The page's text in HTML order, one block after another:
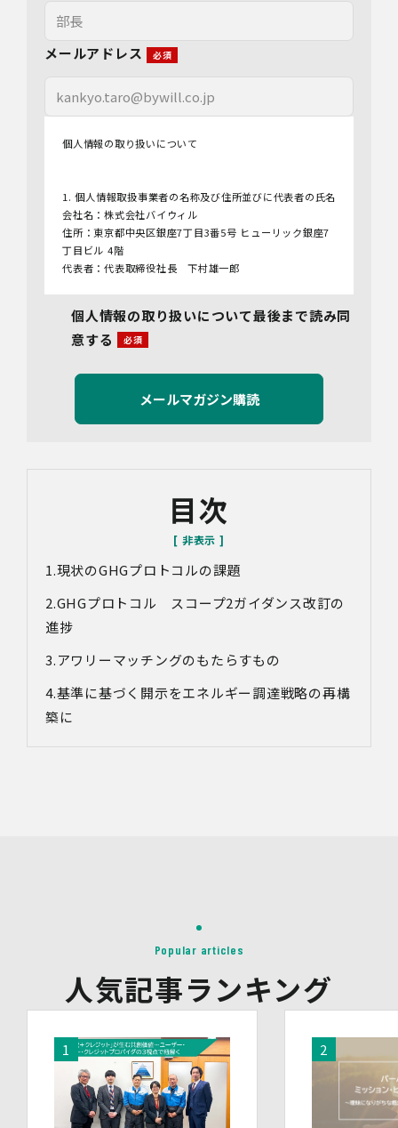
メールアドレス
個人情報の取り扱いについて
1. 個人情報取扱事業者の名称及び住所並びに代表者の氏名
会社名：株式会社バイウィル
住所：東京都中央区銀座7丁目3番5号 ヒューリック銀座7
丁目ビル 4階
代表者：代表取締役社長 下村雄一郎
管理者名：管理部長
連絡先：info@bywill.co.jp
3.利用目的
当社で取り扱う個人情報（個人情報保護法第2条第1項によ
り定義された「個人情報」をいい、以下同様とします。）
の利用目的は以下のとおりです。個人情報の提供は任意で
望・お問い合わせ内容・ご意見等の正確な把握、今後の
サービス向上等のために、録音・録画させていただく場合
対象情報
利用目的
・お問い合わせ対応の品質向上及びお問い合わせ内容等の
・取得した情報を解析又は分析して、当社サービス「環境
価値創出支援」「環境価値売買」「脱炭素コンサルティン
イベント・セミナーの共催事業者
(2)提供される個人情報の内容
会社名・所属団体等の名称、所属名、役職名等の肩書、氏
名、住所、電話番号、メールアドレス、その他イベント・
セミナーを通じて取得した情報
(3)第三者提供の方法
(4)その他
上記の内容によらない個人情報の第三者提供を行う場合に
は、あらかじめ本人に対し個別具体的な内容を提示して同
意を得ます。
個人情報の取り扱いについて最後まで読み同
意する
目次
現状のGHGプロトコルの課題
GHGプロトコル スコープ2ガイダンス改訂の
進捗
アワリーマッチングのもたらすもの
基準に基づく開示をエネルギー調達戦略の再構
築に
Popular articles
人気記事ランキング